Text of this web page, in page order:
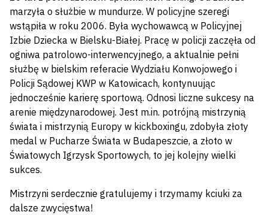
marzyła o służbie w mundurze. W policyjne szeregi
wstąpiła w roku 2006. Była wychowawcą w Policyjnej
Izbie Dziecka w Bielsku-Białej. Pracę w policji zaczęła od
ogniwa patrolowo-interwencyjnego, a aktualnie pełni
służbę w bielskim referacie Wydziału Konwojowego i
Policji Sądowej KWP w Katowicach, kontynuując
jednocześnie karierę sportową. Odnosi liczne sukcesy na
arenie międzynarodowej. Jest m.in. potrójną mistrzynią
świata i mistrzynią Europy w kickboxingu, zdobyła złoty
medal w Pucharze Świata w Budapeszcie, a złoto w
Światowych Igrzysk Sportowych, to jej kolejny wielki
sukces.
Mistrzyni serdecznie gratulujemy i trzymamy kciuki za
dalsze zwycięstwa!